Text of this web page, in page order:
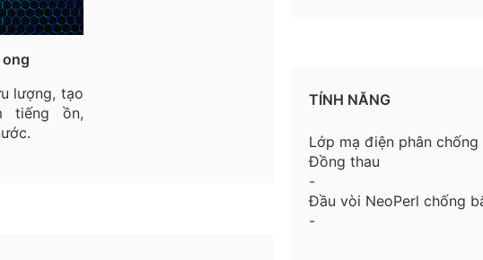
lượng, tạo
tiếng ồn,
TÍNH NĂNG
Lớp mạ điện phân
Đồng thau
-
Đầu vòi NeoPerl chống
-